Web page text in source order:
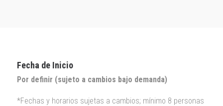
Fecha de Inicio
Por definir (sujeto a cambios bajo demanda)
*Fechas y horarios sujetas a cambios; mínimo 8 personas